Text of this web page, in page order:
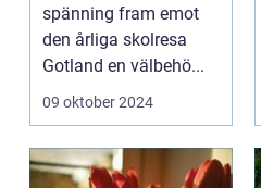
spänning fram emot
den årliga skolresa
Gotland en välbehö...
09 oktober 2024